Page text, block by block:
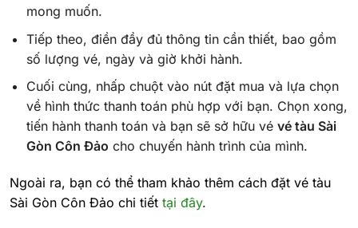
mong muốn.
Tiếp theo, điền đầy đủ thông tin cần thiết, bao gồm
số lượng vé, ngày và giờ khởi hành.
Cuối cùng, nhấp chuột vào nút đặt mua và lựa chọn
về hình thức thanh toán phù hợp với bạn. Chọn xong,
tiến hành thanh toán và bạn sẽ sở hữu vé vé tàu Sài
Gòn Côn Đảo cho chuyến hành trình của mình.
Ngoài ra, bạn có thể tham khảo thêm cách đặt vé tàu
Sài Gòn Côn Đảo chi tiết tại đây.